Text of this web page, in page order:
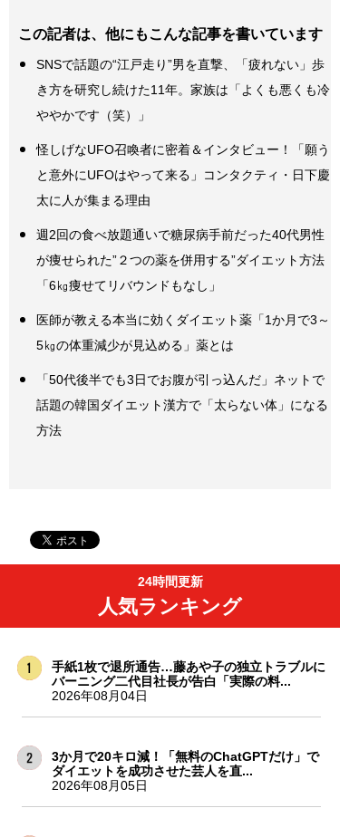
この記者は、他にもこんな記事を書いています
SNSで話題の“江戸走り”男を直撃、「疲れない」歩
き方を研究し続けた11年。家族は「よくも悪くも冷
ややかです（笑）」
怪しげなUFO召喚者に密着＆インタビュー！「願う
と意外にUFOはやって来る」コンタクティ・日下慶
太に人が集まる理由
週2回の食べ放題通いで糖尿病手前だった40代男性
が痩せられた”２つの薬を併用する”ダイエット方法
「6㎏痩せてリバウンドもなし」
医師が教える本当に効くダイエット薬「1か月で3～
5㎏の体重減少が見込める」薬とは
「50代後半でも3日でお腹が引っ込んだ」ネットで
話題の韓国ダイエット漢方で「太らない体」になる
方法
24時間更新
人気ランキング
手紙1枚で退所通告…藤あや子の独立トラブルに
バーニング二代目社長が告白「実際の料...
2026年08月04日
3か月で20キロ減！「無料のChatGPTだけ」で
ダイエットを成功させた芸人を直...
2026年08月05日